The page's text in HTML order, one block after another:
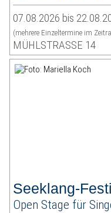
07.08.2026 bis
(mehrere Einzeltermine im
MÜHLSTRASSE 14
Seeklang-
Open Stage für